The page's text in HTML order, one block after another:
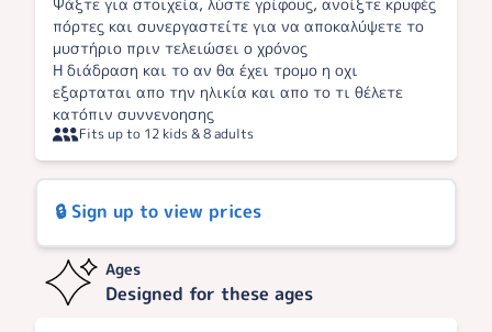
πόρτες και συνεργαστείτε για να αποκαλύψετε το
μυστήριο πριν τελειώσει ο χρόνος
Η διάδραση και το αν θα έχει τρομο η οχι
εξαρταται απο την ηλικία και απο το τι θέλετε
κατόπιν συννενοησης
Fits up to 12 kids & 8 adults
🔒 Sign up to view prices
Ages
Designed for these ages